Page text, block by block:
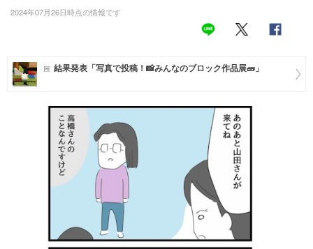
住まい
トレンド・イベント
2024年07月26日時点の情報です
結果発表「写真で投稿！📸みんなのブロック作品展🧱」